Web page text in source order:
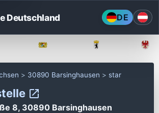
Deutschland DE
30890 Barsinghausen star
8, 30890 Barsinghausen